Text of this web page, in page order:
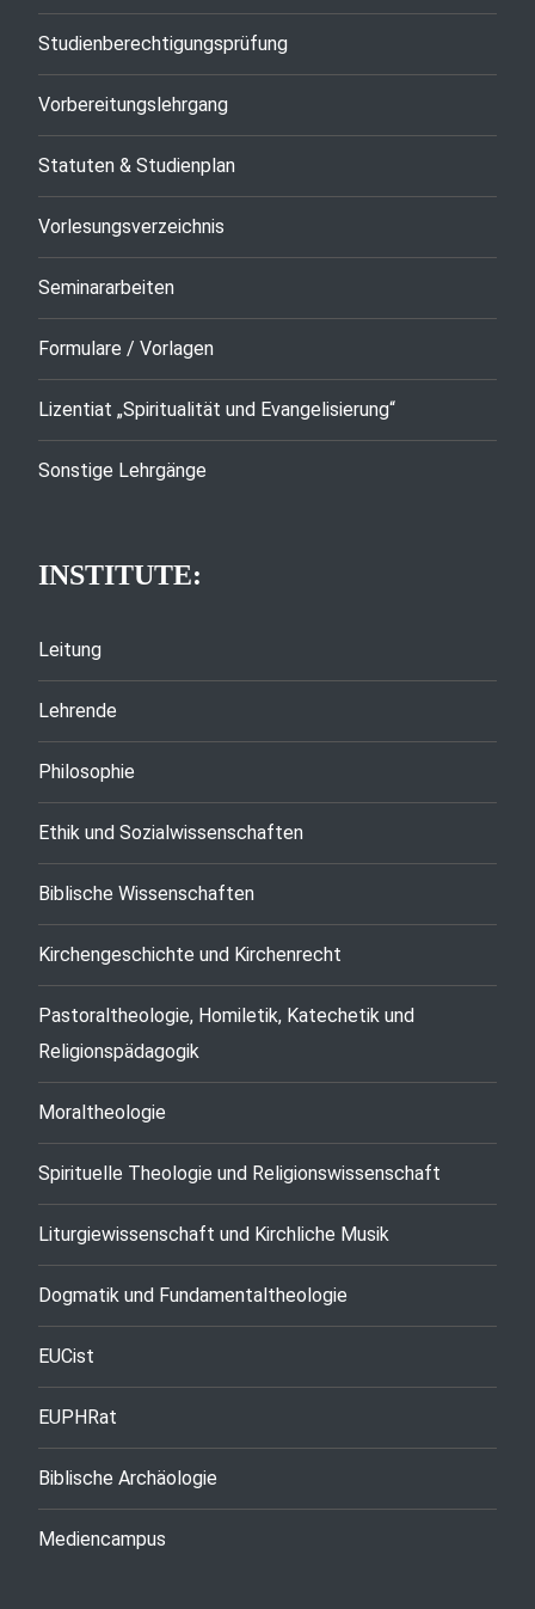
Studienberechtigungsprüfung
Vorbereitungslehrgang
Statuten & Studienplan
Vorlesungsverzeichnis
Seminararbeiten
Formulare / Vorlagen
Lizentiat „Spiritualität und Evangelisierung“
Sonstige Lehrgänge
INSTITUTE:
Leitung
Lehrende
Philosophie
Ethik und Sozialwissenschaften
Biblische Wissenschaften
Kirchengeschichte und Kirchenrecht
Pastoraltheologie, Homiletik, Katechetik und
Religionspädagogik
Moraltheologie
Spirituelle Theologie und Religionswissenschaft
Liturgiewissenschaft und Kirchliche Musik
Dogmatik und Fundamentaltheologie
EUCist
EUPHRat
Biblische Archäologie
Mediencampus